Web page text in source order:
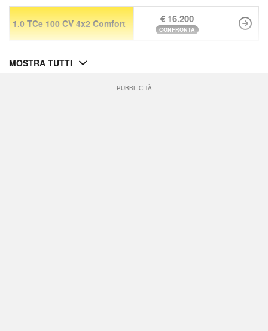
1.0 TCe 100 CV 4x2 Comfort € 16.200
CONFRONTA
MOSTRA TUTTI
PUBBLICITÀ